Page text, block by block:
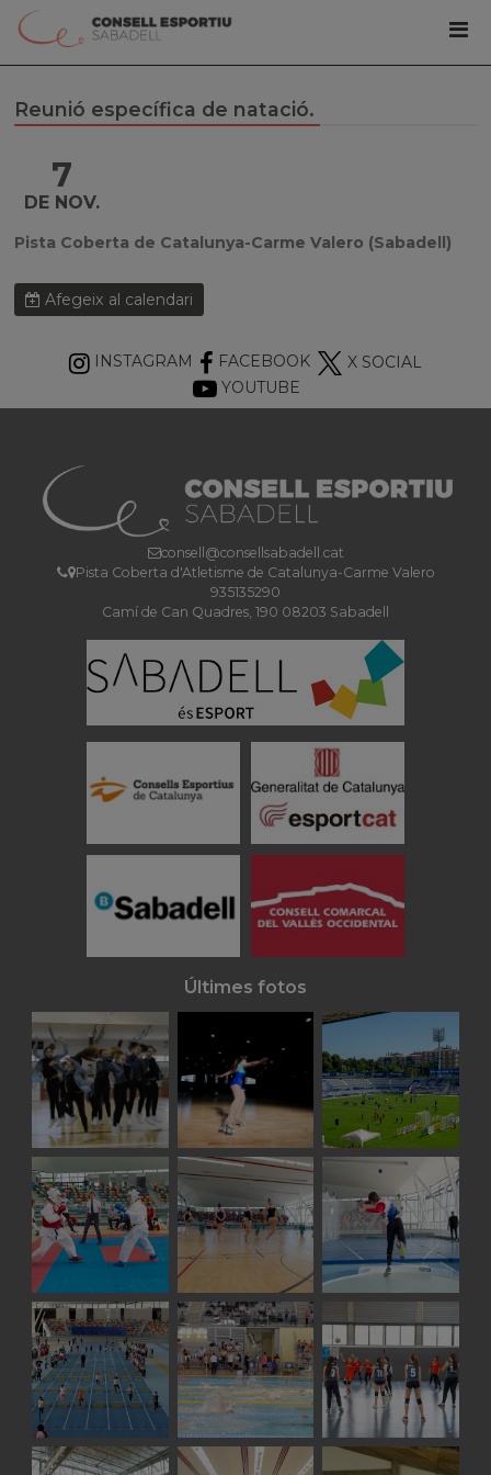
Reunió específica de natació.
7
DE NOV.
Pista Coberta de Catalunya-Carme Valero (Sabadell)
Afegeix al calendari
INSTAGRAM FACEBOOK
X SOCIAL
YOUTUBE
consell@consellsabadell.cat
Pista Coberta d'Atletisme de Catalunya-Carme Valero
935135290
Camí de Can Quadres, 190 08203 Sabadell
Últimes fotos